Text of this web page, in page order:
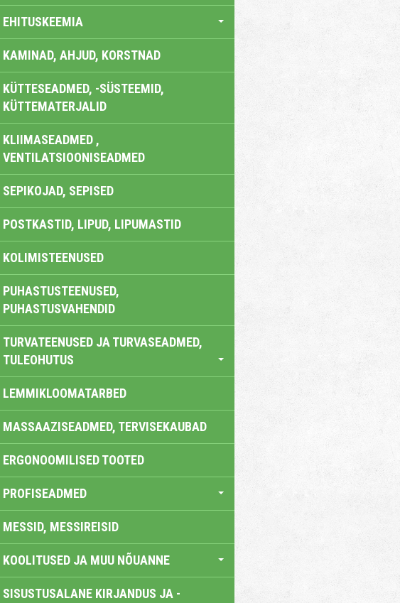
EHITUSKEEMIA
KAMINAD, AHJUD, KORSTNAD
KÜTTESEADMED, -SÜSTEEMID,
KÜTTEMATERJALID
KLIIMASEADMED ,
VENTILATSIOONISEADMED
SEPIKOJAD, SEPISED
POSTKASTID, LIPUD, LIPUMASTID
KOLIMISTEENUSED
PUHASTUSTEENUSED,
PUHASTUSVAHENDID
TURVATEENUSED JA TURVASEADMED,
TULEOHUTUS
LEMMIKLOOMATARBED
MASSAAZISEADMED, TERVISEKAUBAD
ERGONOOMILISED TOOTED
PROFISEADMED
MESSID, MESSIREISID
KOOLITUSED JA MUU NÕUANNE
SISUSTUSALANE KIRJANDUS JA -